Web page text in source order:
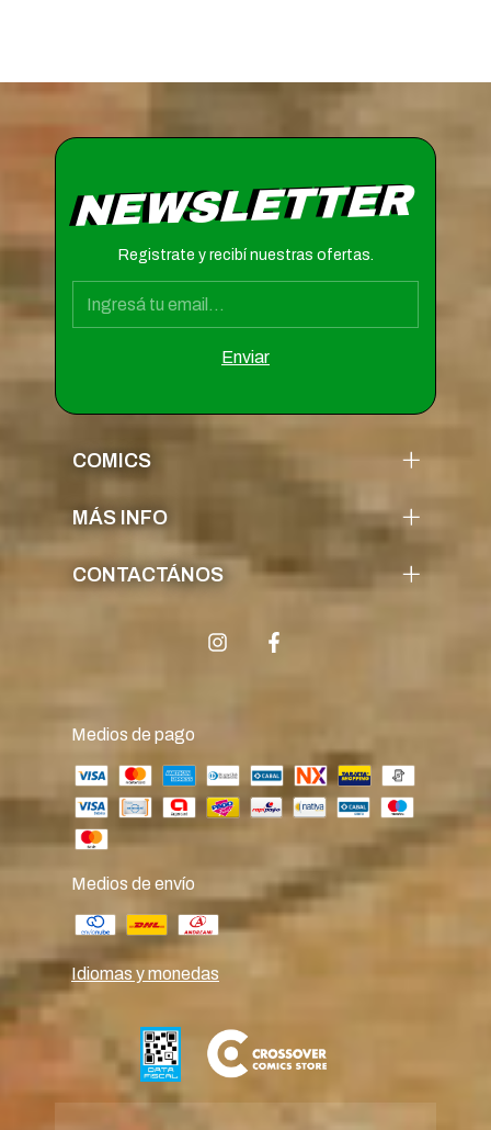
NEWSLETTER
Registrate y recibí nuestras ofertas.
COMICS
MÁS INFO
CONTACTÁNOS
Medios de pago
Medios de envío
Idiomas y monedas